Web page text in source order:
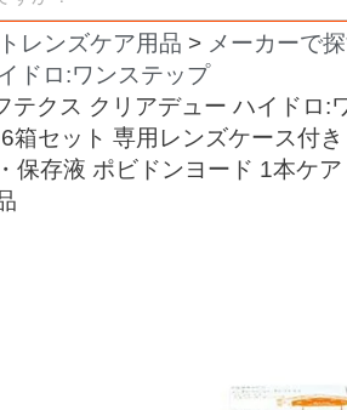
レンズケア用品
メーカーで
ドロ:ワンステップ
テクス クリアデュー ハイドロ:
箱セット 専用レンズケース付
保存液 ポビドンヨード 1本ケ